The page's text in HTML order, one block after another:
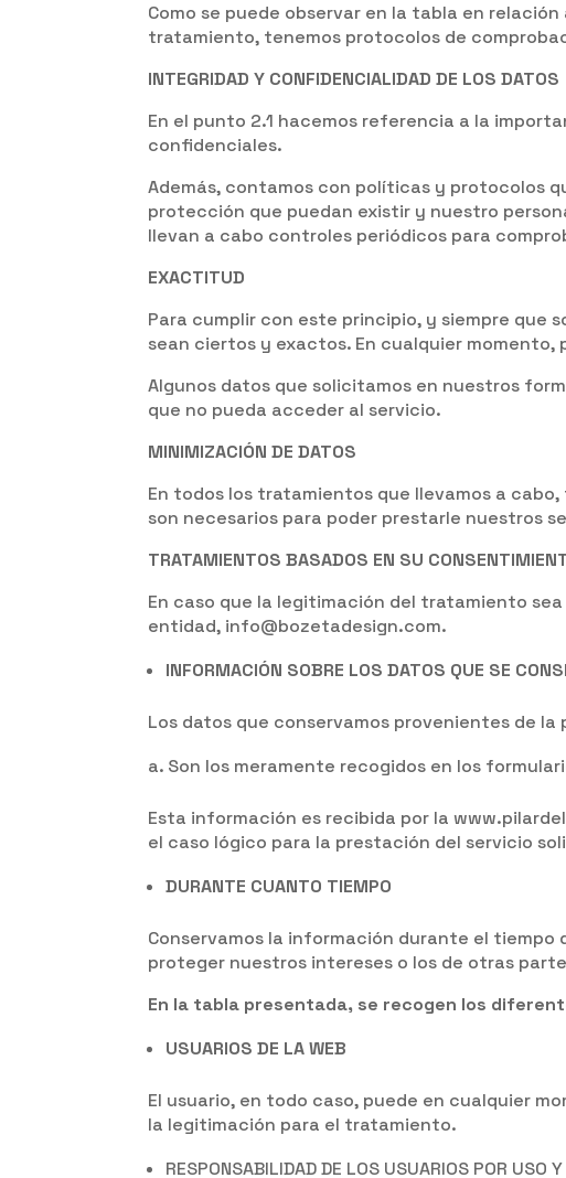
Como se puede observar en la tabla en
tratamiento, tenemos protocolos de
INTEGRIDAD Y CONFIDENCIALIDAD DE LOS DATOS
En el punto 2.1 hacemos referencia a la
confidenciales.
Además, contamos con políticas y protocolos
protección que puedan existir y nuestro
llevan a cabo controles periódicos para
EXACTITUD
Para cumplir con este principio, y siempre que
sean ciertos y exactos. En cualquier
Algunos datos que solicitamos en nuestros
que no pueda acceder al servicio.
MINIMIZACIÓN DE DATOS
En todos los tratamientos que llevamos a
son necesarios para poder prestarle nuestros
TRATAMIENTOS BASADOS EN SU
En caso que la legitimación del tratamiento
entidad, info@bozetadesign.com.
INFORMACIÓN SOBRE LOS DATOS QUE SE
Los datos que conservamos provenientes de la
Son los meramente recogidos en los
Esta información es recibida por la
el caso lógico para la prestación del servicio
DURANTE CUANTO TIEMPO
Conservamos la información durante el
proteger nuestros intereses o los de otras
En la tabla presentada, se recogen los
USUARIOS DE LA WEB
El usuario, en todo caso, puede en cualquier
la legitimación para el tratamiento.
RESPONSABILIDAD DE LOS USUARIOS POR USO